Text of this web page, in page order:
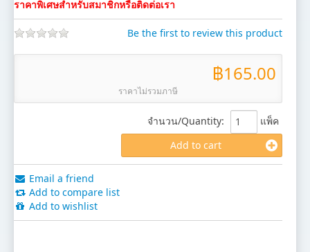
ราคาพิเศษสำหรับสมาชิกหรือติดต่อเรา
Be the first to review this product
฿165.00
ราคาไม่รวมภาษี
จำนวน/Quantity:
แพ็ค
Add to cart
Email a friend
Add to compare list
Add to wishlist